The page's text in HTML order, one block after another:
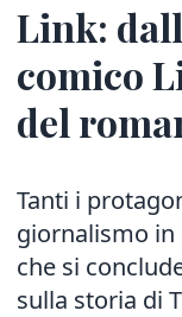
Link:
comico
del
Tanti i
giornalismo in
che si
sulla storia di